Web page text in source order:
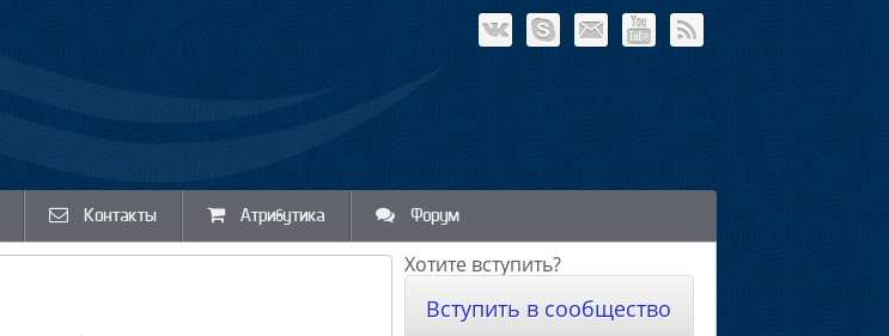
Контакты Атрибутика Форум
Хотите вступить?
Вступить в сообщество